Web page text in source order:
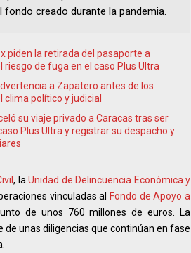
fondo creado durante la pandemia.
piden la retirada del pasaporte a
riesgo de fuga en el caso Plus Ultra
a Zapatero antes de los
político y judicial
su viaje privado a Caracas tras ser
Plus Ultra y registrar su despacho y
, laUnidad de Delincuencia Económica y
vinculadas al
Fondo de Apoyo a
de unos 760 millones de euros. La
de unas diligencias que continúan en fase